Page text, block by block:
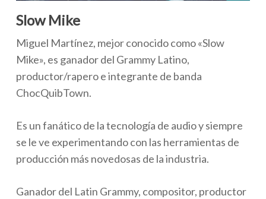
Slow Mike
Miguel Martínez, mejor conocido como «Slow
Mike», es ganador del Grammy Latino,
productor/rapero e integrante de banda
ChocQuibTown.
Es un fanático de la tecnología de audio y siempre
se le ve experimentando con las herramientas de
producción más novedosas de la industria.
Ganador del Latin Grammy, compositor, productor